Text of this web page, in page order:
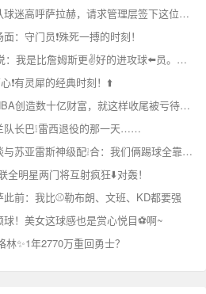
[爆点视频]土超特拉布宗体育队球迷高呼萨拉赫，请求管理层签下这位球❕星！
：守门员❗殊死一搏的时刻！
[快速看球视频]库里在2014年说：我是比詹姆斯更✌️好的进攻球⬅️员。隔年击败骑士夺冠
❗有灵犀的经典时刻！⬆️
[表现集锦]阿里扎：詹姆斯为NBA创造数十亿财富，就这样收尾被亏待了❕！
长巴❕雷西退役的那一天……
[热点视频]不需要眼睛！梅西谈与苏亚雷斯神级配❕合：我们俩踢球全靠脑海记忆
全明星两门将互射疯狂⬇️对轰！
前：我比⚾勒布朗、文班、KD都要强
！美女这球感也是赏心悦目⚽啊~
✨1年2770万重回勇士？